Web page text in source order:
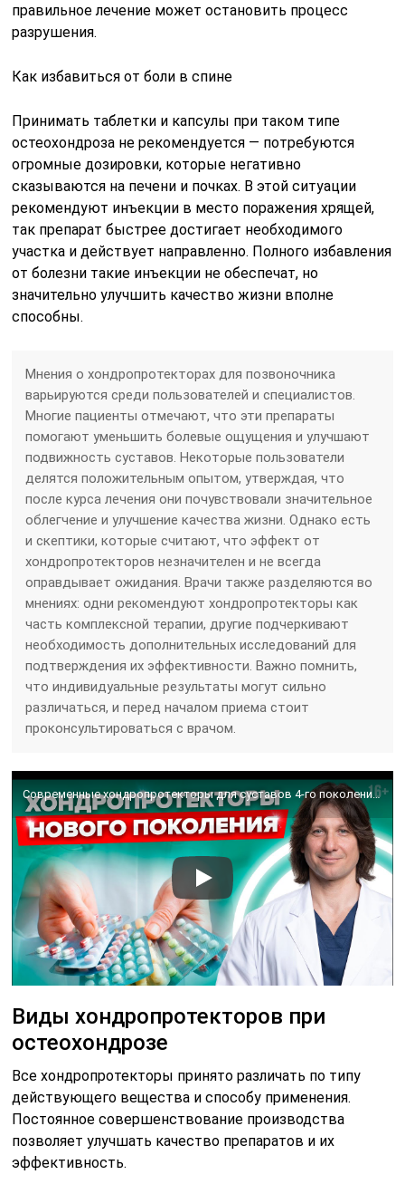
правильное лечение может остановить процесс
разрушения.
Как избавиться от боли в спине
Принимать таблетки и капсулы при таком типе
остеохондроза не рекомендуется — потребуются
огромные дозировки, которые негативно
сказываются на печени и почках. В этой ситуации
рекомендуют инъекции в место поражения хрящей,
так препарат быстрее достигает необходимого
участка и действует направленно. Полного избавления
от болезни такие инъекции не обеспечат, но
значительно улучшить качество жизни вполне
способны.
Мнения о хондропротекторах для позвоночника
варьируются среди пользователей и специалистов.
Многие пациенты отмечают, что эти препараты
помогают уменьшить болевые ощущения и улучшают
подвижность суставов. Некоторые пользователи
делятся положительным опытом, утверждая, что
после курса лечения они почувствовали значительное
облегчение и улучшение качества жизни. Однако есть
и скептики, которые считают, что эффект от
хондропротекторов незначителен и не всегда
оправдывает ожидания. Врачи также разделяются во
мнениях: одни рекомендуют хондропротекторы как
часть комплексной терапии, другие подчеркивают
необходимость дополнительных исследований для
подтверждения их эффективности. Важно помнить,
что индивидуальные результаты могут сильно
различаться, и перед началом приема стоит
проконсультироваться с врачом.
Современные хондропротекторы для суставов 4-го поколения. Чем они лучше? Как лечить артроз?
Виды хондропротекторов при
остеохондрозе
Все хондропротекторы принято различать по типу
действующего вещества и способу применения.
Постоянное совершенствование производства
позволяет улучшать качество препаратов и их
эффективность.